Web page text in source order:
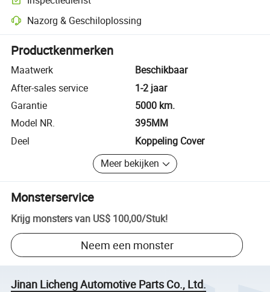
Optionele pre-shipment inspectie voor kwaliteits- en
Nazorg & Geschiloplossing
Platformondersteunde geschiloplossing, inclusief terugbetalingen of
Productkenmerken
Maatwerk
Beschikbaar
After-sales service
1-2 jaar
Garantie
5000 km.
Model NR.
395MM
Deel
Koppeling Cover
Meer bekijken
Monsterservice
Krijg monsters van US$ 100,00/Stuk!
Neem een monster
Jinan Licheng Automotive Parts Co., Ltd.